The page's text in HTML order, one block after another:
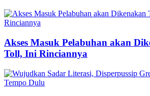
Akses Masuk Pelabuhan akan
Toll, Ini Rinciannya